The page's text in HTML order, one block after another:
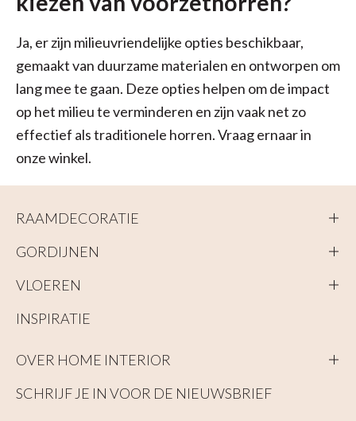
Ja, er zijn milieuvriendelijke opties beschikbaar,
gemaakt van duurzame materialen en ontworpen om
lang mee te gaan. Deze opties helpen om de impact
op het milieu te verminderen en zijn vaak net zo
effectief als traditionele horren. Vraag ernaar in
onze winkel.
RAAMDECORATIE
GORDIJNEN
VLOEREN
INSPIRATIE
OVER HOME INTERIOR
SCHRIJF JE IN VOOR DE NIEUWSBRIEF